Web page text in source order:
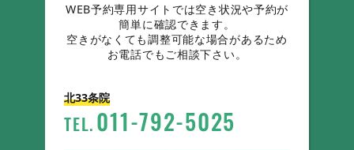
WEB予約専用サイトでは空き状況や予約が
簡単に確認できます。
空きがなくても調整可能な場合があるため
お電話でもご相談下さい。
北33条院
TEL. 011-792-5025